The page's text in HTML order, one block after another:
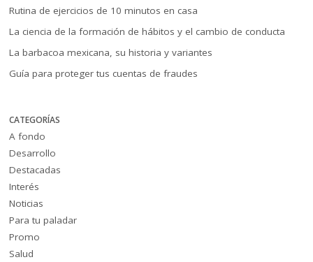
Rutina de ejercicios de 10 minutos en casa
La ciencia de la formación de hábitos y el cambio de conducta
La barbacoa mexicana, su historia y variantes
Guía para proteger tus cuentas de fraudes
CATEGORÍAS
A fondo
Desarrollo
Destacadas
Interés
Noticias
Para tu paladar
Promo
Salud